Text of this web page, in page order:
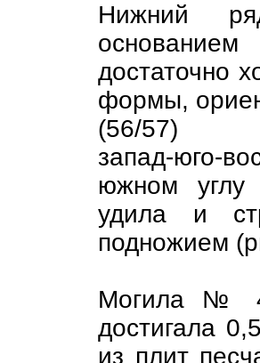
Нижний
основанием
достаточно
формы,
(56/57)
запад-юго-
южном углу
удила и
подножием
Могила №
достигала
из плит